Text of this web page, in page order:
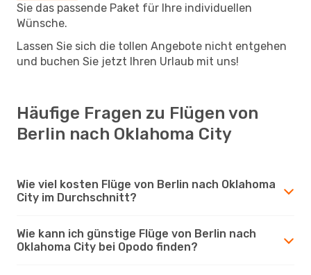
Sie das passende Paket für Ihre individuellen
Wünsche.
Lassen Sie sich die tollen Angebote nicht entgehen
und buchen Sie jetzt Ihren Urlaub mit uns!
Häufige Fragen zu Flügen von
Berlin nach Oklahoma City
Wie viel kosten Flüge von Berlin nach Oklahoma
City im Durchschnitt?
Wie kann ich günstige Flüge von Berlin nach
Oklahoma City bei Opodo finden?